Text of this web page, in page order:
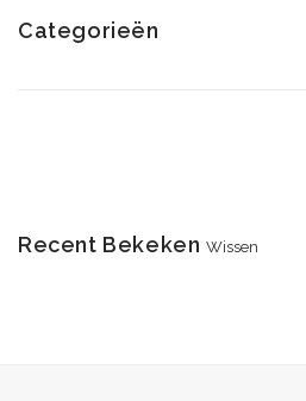
Categorieën
Recent Bekeken Wissen